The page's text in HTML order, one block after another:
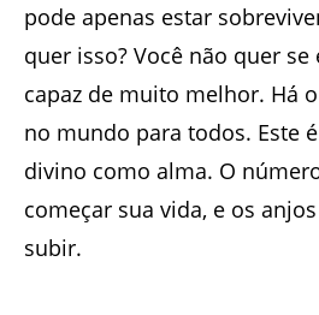
pode apenas estar
quer isso? Você não quer se
capaz de muito melhor. Há
no mundo para todos. Este
divino como alma. O
começar sua vida, e os
subir.